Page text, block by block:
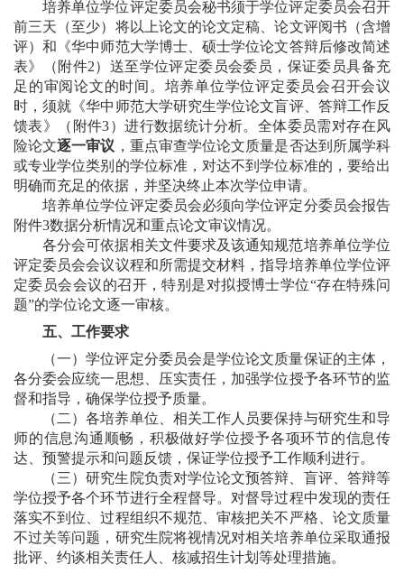
培养单位学位评定委员会秘书须于学位评定委员会召开
前三天（至少）将以上论文的论文定稿、论文评阅书（含增
评）和《华中师范大学博士、硕士学位论文答辩后修改简述
表》（附件2）送至学位评定委员会委员，保证委员具备充
足的审阅论文的时间。培养单位学位评定委员会召开会议
时，须就《华中师范大学研究生学位论文盲评、答辩工作反
馈表》（附件3）进行数据统计分析。全体委员需对存在风
险论文逐一审议 ，重点审查学位论文质量是否达到所属学科
或专业学位类别的学位标准，对达不到学位标准的，要给出
明确而充足的依据，并坚决终止本次学位申请。
培养单位学位评定委员会必须向学位评定分委员会报告
附件3数据分析情况和重点论文审议情况。
各分会可依据相关文件要求及该通知规范培养单位学位
评定委员会会议议程和所需提交材料，指导培养单位学位评
定委员会会议的召开，特别是对拟授博士学位“存在特殊问
题”的学位论文逐一审核。
五、工作要求
（一）学位评定分委员会是学位论文质量保证的主体，
各分委会应统一思想、压实责任，加强学位授予各环节的监
督和指导，确保学位授予质量。
（二）各培养单位、相关工作人员要保持与研究生和导
师的信息沟通顺畅，积极做好学位授予各项环节的信息传
达、预警提示和问题反馈，保证学位授予工作顺利进行。
（三）研究生院负责对学位论文预答辩、盲评、答辩等
学位授予各个环节进行全程督导。对督导过程中发现的责任
落实不到位、过程组织不规范、审核把关不严格、论文质量
不过关等问题，研究生院将视情况对相关培养单位采取通报
批评、约谈相关责任人、核减招生计划等处理措施。